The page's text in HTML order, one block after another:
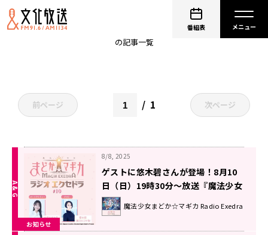
番組表
の記事一覧
前ページ 1 次ページ
お知らせ
8/8, 2025
ゲストに悠木碧さんが登場！8月10
日（日）19時30分～放送『魔法少女
まどか☆マギカ Radio Exedra』第
10回
魔法少女まどか☆マギカ Radio Exedra